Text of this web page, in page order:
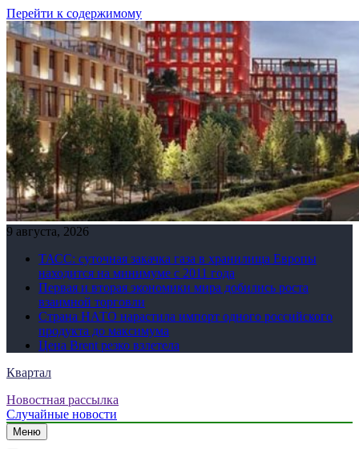
Перейти к содержимому
9 августа, 2026
ТАСС: суточная закачка газа в хранилища Европы
находится на минимуме с 2011 года
Первая и вторая экономики мира добились роста
взаимной торговли
Страна НАТО нарастила импорт одного российского
продукта до максимума
Цена Brent резко взлетела
Квартал
Новостная рассылка
Случайные новости
Меню